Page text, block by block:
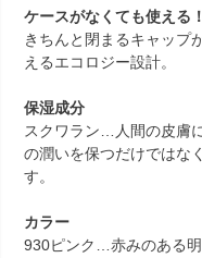
ケースがなくても使える！
きちんと閉まるキャップ
えるエコロジー設計。
保湿成分
スクワラン …人間の皮膚
の潤いを保つだけではな
す。
カラー
930ピンク
…赤みのある